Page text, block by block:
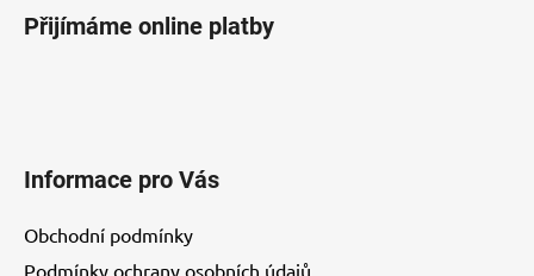
Přijímáme online platby
Informace pro Vás
Obchodní podmínky
Podmínky ochrany osobních údajů